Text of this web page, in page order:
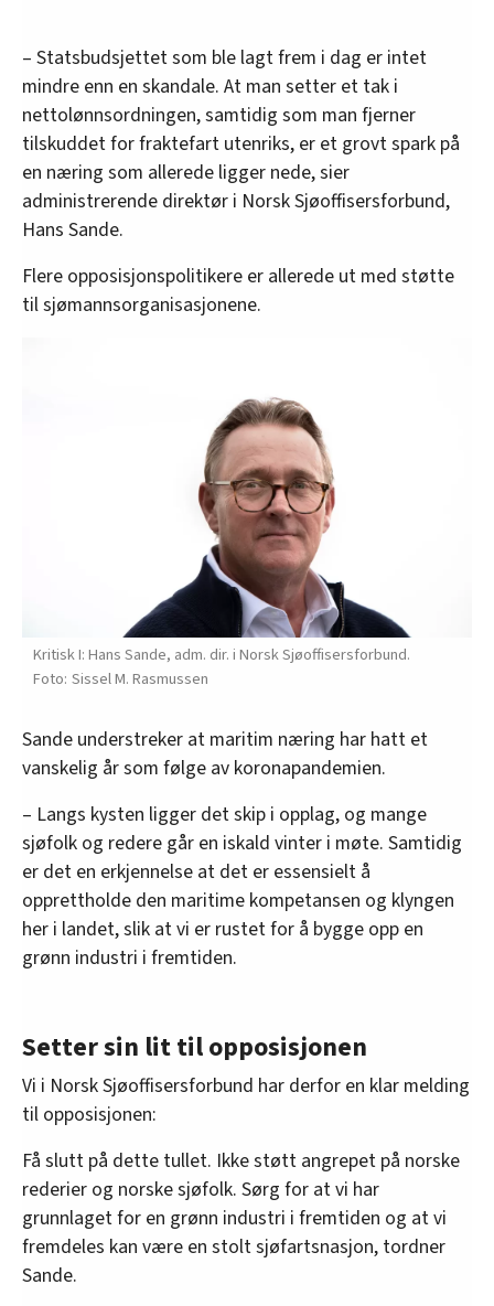
– Statsbudsjettet som ble lagt frem i dag er intet
mindre enn en skandale. At man setter et tak i
nettolønnsordningen, samtidig som man fjerner
tilskuddet for fraktefart utenriks, er et grovt spark på
en næring som allerede ligger nede, sier
administrerende direktør i Norsk Sjøoffisersforbund,
Hans Sande.
Flere opposisjonspolitikere er allerede ut med støtte
til sjømannsorganisasjonene.
Kritisk I: Hans Sande, adm. dir. i Norsk Sjøoffisersforbund.
Sissel M. Rasmussen
Sande understreker at maritim næring har hatt et
vanskelig år som følge av koronapandemien.
– Langs kysten ligger det skip i opplag, og mange
sjøfolk og redere går en iskald vinter i møte. Samtidig
er det en erkjennelse at det er essensielt å
opprettholde den maritime kompetansen og klyngen
her i landet, slik at vi er rustet for å bygge opp en
grønn industri i fremtiden.
Setter sin lit til opposisjonen
Vi i Norsk Sjøoffisersforbund har derfor en klar melding
til opposisjonen:
Få slutt på dette tullet. Ikke støtt angrepet på norske
rederier og norske sjøfolk. Sørg for at vi har
grunnlaget for en grønn industri i fremtiden og at vi
fremdeles kan være en stolt sjøfartsnasjon, tordner
Sande.